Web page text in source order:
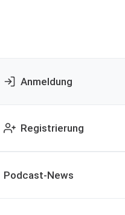
Anmeldung
Registrierung
Podcast-News